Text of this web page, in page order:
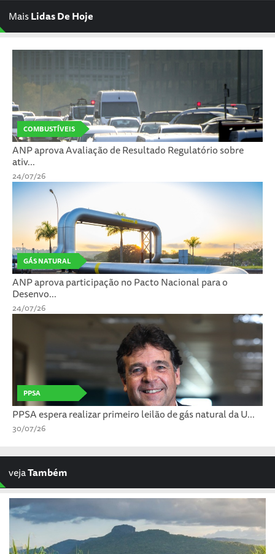
MaisLidas De Hoje
COMBUSTÍVEIS
ANP aprova Avaliação de Resultado Regulatório sobre
ativ...
24/07/26
GÁS NATURAL
ANP aprova participação no Pacto Nacional para o
Desenvo...
24/07/26
PPSA
PPSA espera realizar primeiro leilão de gás natural da U...
30/07/26
vejaTambém